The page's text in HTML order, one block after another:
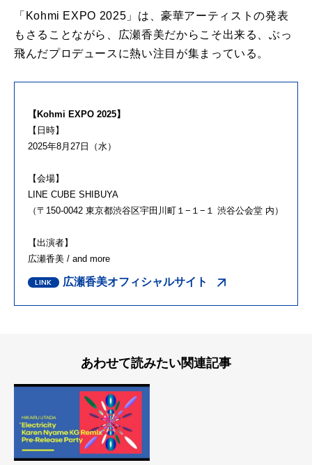
「Kohmi EXPO 2025」は、豪華アーティストの発表
もさることながら、広瀬香美だからこそ出来る、ぶっ
飛んだプロデュースに熱い注目が集まっている。
【Kohmi EXPO 2025】
【日時】
2025年8月27日（水）
【会場】
LINE CUBE SHIBUYA
（〒150-0042 東京都渋谷区宇田川町１−１−１ 渋谷公会堂 内）
【出演者】
広瀬香美 / and more
広瀬香美オフィシャルサイト
あわせて読みたい関連記事